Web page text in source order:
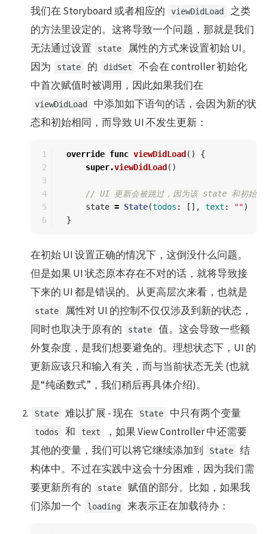
我们在 Storyboard 或者相应的
viewDidLoad
之类
的方法里设定的。这将导致一个问题，那就是我们
无法通过设置
state
属性的方式来设置初始 UI。
因为
state 的 didSet
不会在 controller 初始化
中首次赋值时被调用，因此如果我们在
viewDidLoad
中添加如下语句的话，会因为新的状
态和初始相同，而导致 UI 不发生更新：
1
2
3
4
5
override func viewDidLoad ()
{
super.viewDidLoad ()
// UI 更新会被跳过，因为该 state 和初始值
state = State(todos : [], text : "")
}
在初始 UI 设置正确的情况下，这倒没什么问题。
但是如果 UI 状态原本存在不对的话，就将导致接
下来的 UI 都是错误的。从更高层次来看，也就是
state
属性对 UI 的控制不仅仅涉及到新的状态，
同时也取决于原有的
state
值。这会导致一些额
外复杂度，是我们想要避免的。理想状态下，UI 的
更新应该只和输入有关，而与当前状态无关 (也就
是“纯函数式”，我们稍后再具体介绍)。
State 难以扩展 - 现在 State 中只有两个变量
todos 和 text
，如果 View Controller 中还需要
其他的变量，我们可以将它继续添加到
State
结
构体中。不过在实践中这会十分困难，因为我们需
要更新所有的
state
赋值的部分。比如，如果我
们添加一个
loading 来表示正在加载待办：